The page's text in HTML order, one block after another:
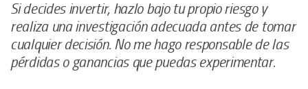
Si decides invertir, hazlo bajo tu propio riesgo y
realiza una investigación adecuada antes de tomar
cualquier decisión. No me hago responsable de las
pérdidas o ganancias que puedas experimentar.